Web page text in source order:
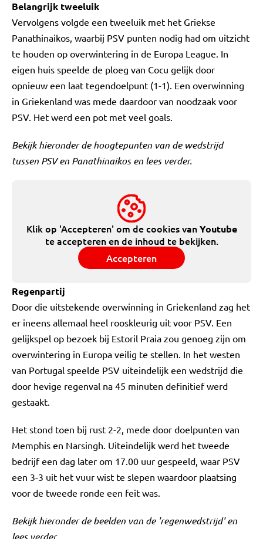
Belangrijk tweeluik
Vervolgens volgde een tweeluik met het Griekse
Panathinaikos, waarbij PSV punten nodig had om uitzicht
te houden op overwintering in de Europa League. In
eigen huis speelde de ploeg van Cocu gelijk door
opnieuw een laat tegendoelpunt (1-1). Een overwinning
in Griekenland was mede daardoor van noodzaak voor
PSV. Het werd een pot met veel goals.
Bekijk hieronder de hoogtepunten van de wedstrijd
tussen PSV en Panathinaikos en lees verder.
Klik op 'Accepteren' om de cookies vanYoutube
te accepteren en de inhoud te bekijken.
Accepteren
Regenpartij
Door die uitstekende overwinning in Griekenland zag het
er ineens allemaal heel rooskleurig uit voor PSV. Een
gelijkspel op bezoek bij Estoril Praia zou genoeg zijn om
overwintering in Europa veilig te stellen. In het westen
van Portugal speelde PSV uiteindelijk een wedstrijd die
door hevige regenval na 45 minuten definitief werd
gestaakt.
Het stond toen bij rust 2-2, mede door doelpunten van
Memphis en Narsingh. Uiteindelijk werd het tweede
bedrijf een dag later om 17.00 uur gespeeld, waar PSV
een 3-3 uit het vuur wist te slepen waardoor plaatsing
voor de tweede ronde een feit was.
Bekijk hieronder de beelden van de 'regenwedstrijd' en
lees verder.